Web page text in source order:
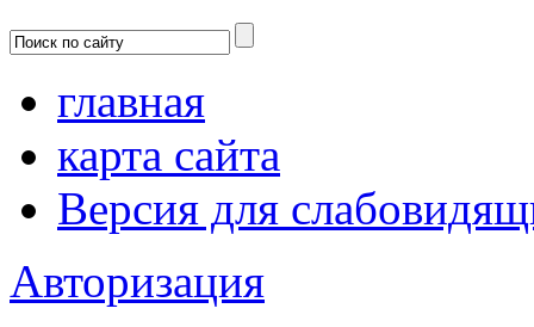
главная
карта сайта
Версия для
Авторизация